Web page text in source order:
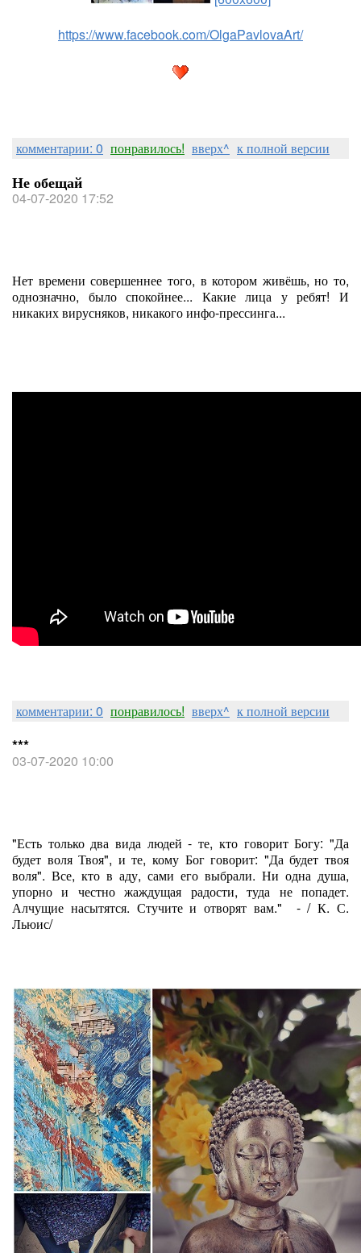
https://www.facebook.com/OlgaPavlovaArt/
комментарии: 0 понравилось! вверх^ к полной версии
Не обещай
04-07-2020 17:52
Нет времени совершеннее того, в котором живёшь, но то,
однозначно, было спокойнее... Какие лица у ребят! И
никаких вирусняков, никакого инфо-прессинга...
комментарии: 0 понравилось! вверх^ к полной версии
***
03-07-2020 10:00
"Есть только два вида людей - те, кто говорит Богу: "Да
будет воля Твоя", и те, кому Бог говорит: "Да будет твоя
воля". Все, кто в аду, сами его выбрали. Ни одна душа,
упорно и честно жаждущая радости, туда не попадет.
Алчущие насытятся. Стучите и отворят вам." - / К. С.
Льюис/